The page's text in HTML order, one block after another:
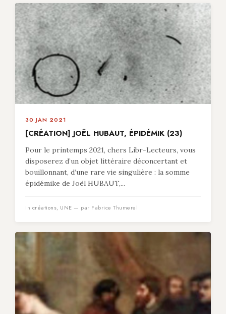
30 JAN 2021
[CRÉATION] JOËL HUBAUT, ÉPIDÉMIK (23)
Pour le printemps 2021, chers Libr-Lecteurs, vous
disposerez d’un objet littéraire déconcertant et
bouillonnant, d’une rare vie singulière : la somme
épidémike de Joël HUBAUT,...
in créations, UNE — par Fabrice Thumerel